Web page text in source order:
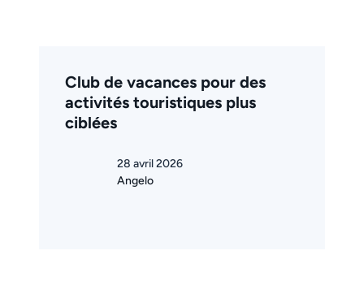
Club de vacances pour des
activités touristiques plus
ciblées
28 avril 2026
Angelo